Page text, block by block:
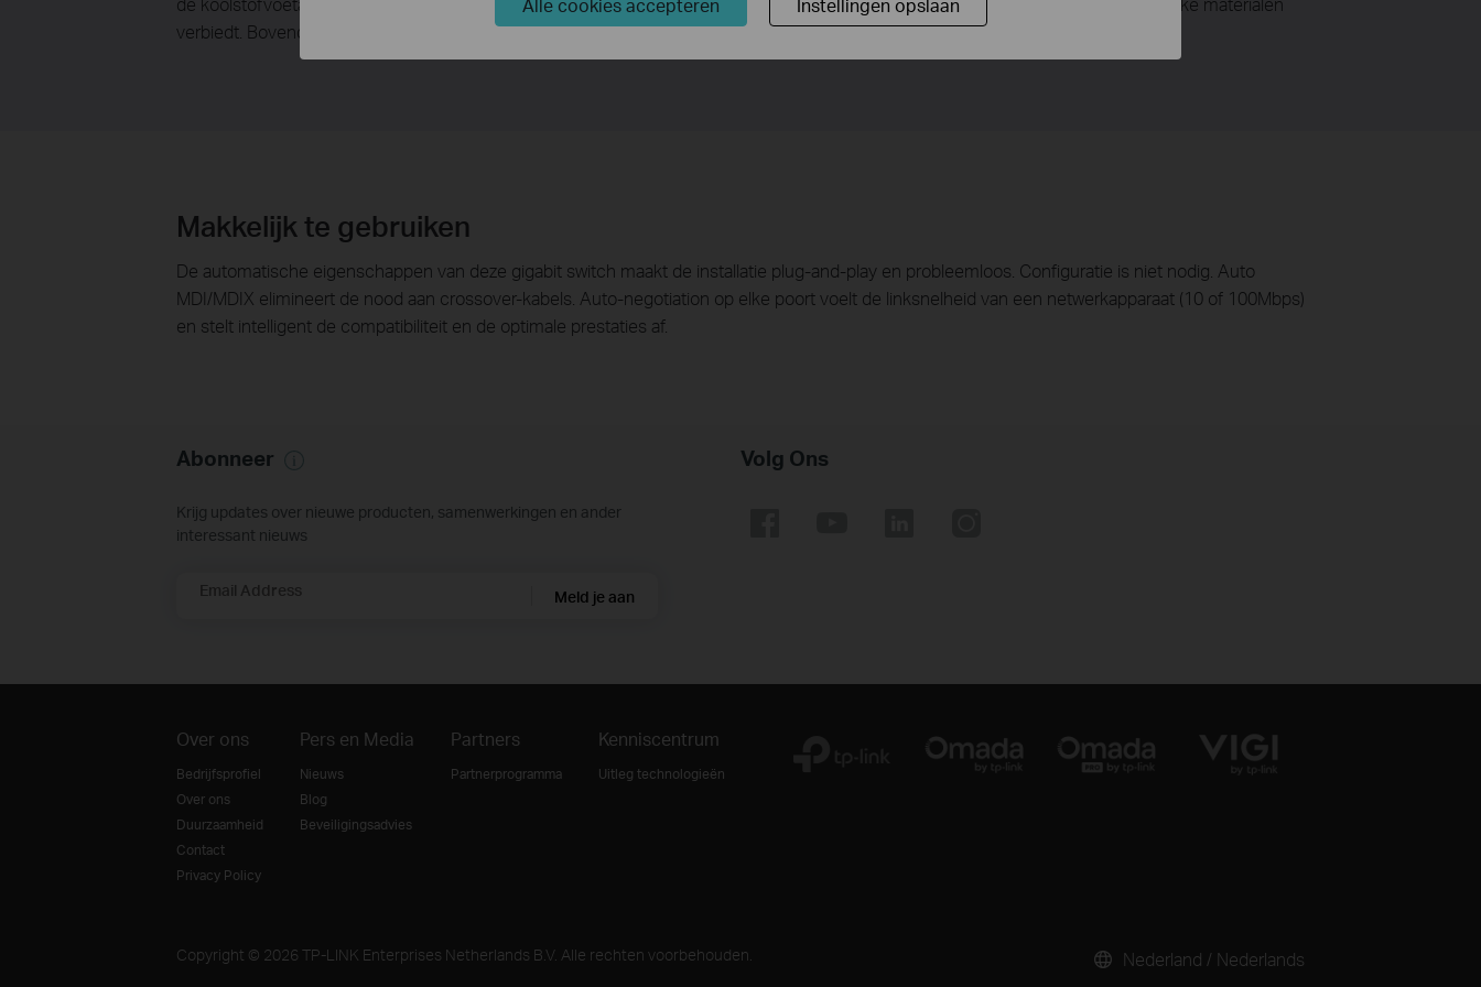
verbiedt. Bovendien kan 80% van het verpakkingsmateriaal worden gerecycled.
Makkelijk te gebruiken
De automatische eigenschappen van deze gigabit switch maakt de installatie plug-and-play en probleemloos. Configuratie is niet nodig. Auto
MDI/MDIX elimineert de nood aan crossover-kabels. Auto-negotiation op elke poort voelt de linksnelheid van een netwerkapparaat (10 of 100Mbps)
en stelt intelligent de compatibiliteit en de optimale prestaties af.
Abonneer
Krijg updates over nieuwe producten, samenwerkingen en ander
interessant nieuws
Email Address Meld je aan
Volg Ons
Over ons
Bedrijfsprofiel
Over ons
Duurzaamheid
Contact
Privacy Policy
Pers en Media
Nieuws
Blog
Beveiligingsadvies
Partners
Partnerprogramma
Kenniscentrum
Uitleg technologieën
Copyright © 2026 TP-LINK Enterprises Netherlands B.V. Alle rechten voorbehouden. Nederland / Nederlands
Alle cookies accepteren Instellingen opslaan